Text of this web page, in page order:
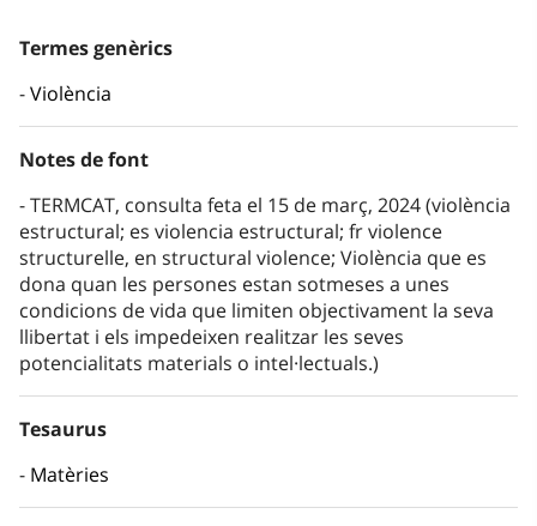
Termes genèrics
Violència
Notes de font
TERMCAT, consulta feta el 15 de març, 2024 (violència
estructural; es violencia estructural; fr violence
structurelle, en structural violence; Violència que es
dona quan les persones estan sotmeses a unes
condicions de vida que limiten objectivament la seva
llibertat i els impedeixen realitzar les seves
potencialitats materials o intel·lectuals.)
Tesaurus
Matèries